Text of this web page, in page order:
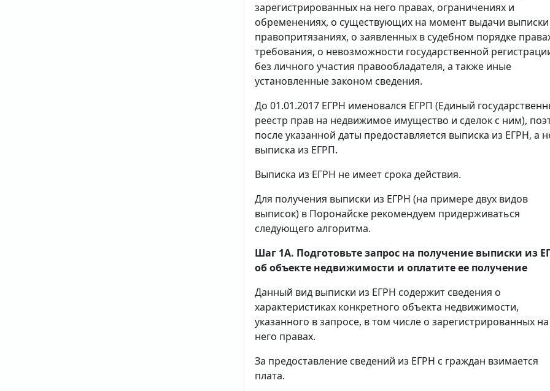
зарегистрированных на него правах, ограничениях и
обременениях, о существующих на момент выдачи выписки
правопритязаниях, о заявленных в судебном порядке
требования, о невозможности государственной
без личного участия правообладателя, а также иные
установленные законом сведения.
До 01.01.2017 ЕГРН именовался ЕГРП (Единый
реестр прав на недвижимое имущество и сделок с ним),
после указанной даты предоставляется выписка из ЕГРН, а
выписка из ЕГРП.
Выписка из ЕГРН не имеет срока действия.
Для получения выписки из ЕГРН (на примере двух видов
выписок) в Поронайске рекомендуем придерживаться
следующего алгоритма.
Шаг 1А. Подготовьте запрос на получение выписки из
об объекте недвижимости и оплатите ее получение
Данный вид выписки из ЕГРН содержит сведения о
характеристиках конкретного объекта недвижимости,
указанного в запросе, в том числе о зарегистрированных на
него правах.
За предоставление сведений из ЕГРН с граждан взимается
плата.